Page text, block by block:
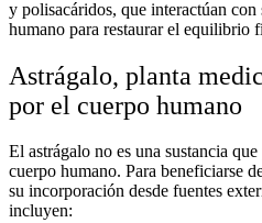
y polisacáridos, que interactúan con
humano para restaurar el equilibrio
Astrágalo, planta
por el cuerpo humano
El astrágalo no es una sustancia
cuerpo humano. Para beneficiarse
su incorporación desde fuentes
incluyen: